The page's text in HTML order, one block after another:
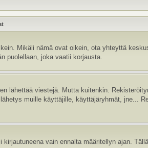
Mikäli nämä ovat oikein, ota yhteyttä
puolellaan, joka vaatii korjausta.
lähettää viestejä. Mutta kuitenkin.
muille käyttäjille, käyttäjäryhmät, jne...
vain ennalta määritellyn ajan.